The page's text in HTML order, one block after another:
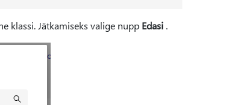
klassi. Jätkamiseks valige nupp Edasi .